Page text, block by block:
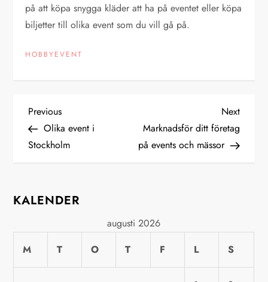
på att köpa snygga kläder att ha på eventet eller köpa
biljetter till olika event som du vill gå på.
HOBBYEVENT
I
n
ä
g
g
Previous
Post
Previous
Olika event i
Stockholm
Next
Post
Next
Marknadsför ditt företag
på events och mässor
KALENDER
augusti 2026
M
T O T F L S